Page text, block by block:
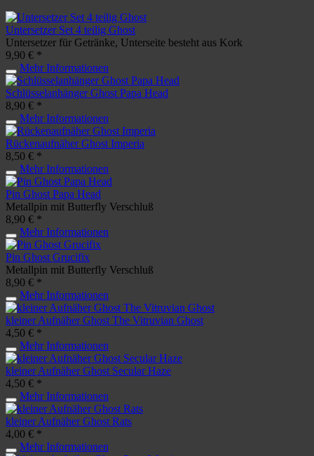
Untersetzer Set 4 teilig Ghost
Untersetzer für Getränke, Unterseite besteht aus Kork
9,90 € *
Mehr Informationen
Schlüsselanhänger Ghost Papa Head
8,90 € *
Mehr Informationen
Rückenaufnäher Ghost Imperia
8,50 € *
Mehr Informationen
Pin Ghost Papa Head
Metallpin mit Butterfly Verschluß
8,90 € *
Mehr Informationen
Pin Ghost Grucifix
Metallpin mit Butterfly Verschluß
8,90 € *
Mehr Informationen
kleiner Aufnäher Ghost The Vitruvian Ghost
4,50 € *
Mehr Informationen
kleiner Aufnäher Ghost Secular Haze
4,50 € *
Mehr Informationen
kleiner Aufnäher Ghost Rats
4,00 € *
Mehr Informationen